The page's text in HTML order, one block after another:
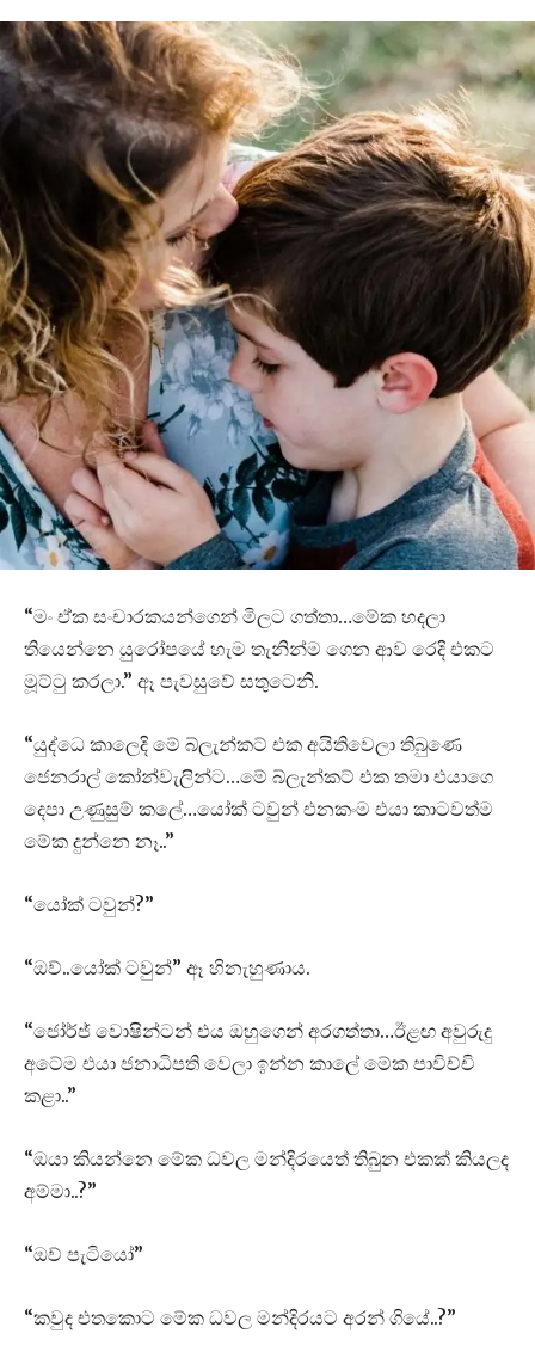
“මං ඒක සංචාරකයන්ගෙන් මිලට ගත්තා…මේක හදලා
තියෙන්නෙ යුරෝපයේ හැම තැනින්ම ගෙන ආව රෙදි එකට
මූට්ටු කරලා.” ඈ පැවසුවේ සතුටෙනි.
“යුද්ධෙ කාලෙදි මේ බ්ලැන්කට් එක අයිතිවෙලා තිබුණෙ
ජෙනරාල් කෝන්වැලින්ට…මේ බ්ලැන්කට් එක තමා එයාගෙ
දෙපා උණුසුම් කලේ…යෝක් ටවුන් එනකංම එයා කාටවත්ම
මේක දුන්නෙ නෑ..”
“යෝක් ටවුන්?”
“ඔව්..යෝක් ටවුන්” ඈ හිනැහුණාය.
“ජෝර්ජ් වොෂින්ටන් එය ඔහුගෙන් අරගත්තා…ඊළඟ අවුරුදු
අටේම එයා ජනාධිපති වෙලා ඉන්න කාලේ මේක පාවිච්චි
කළා..”
“ඔයා කියන්නෙ මේක ධවල මන්දිරයෙත් තිබුන එකක් කියලද
අම්මා..?”
“ඔව් පැටියෝ”
“කවුද එතකොට මේක ධවල මන්දිරයට අරන් ගියේ..?”